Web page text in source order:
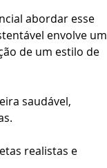
abordar esse
envolve um
de um estilo de
saudável,
realistas e